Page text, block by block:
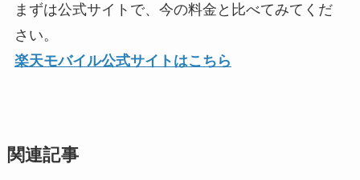
まずは公式サイトで、今の料金と比べてみてくだ
さい。
楽天モバイル公式サイトはこちら
関連記事